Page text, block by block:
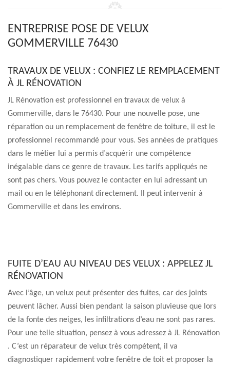
ENTREPRISE POSE DE VELUX
GOMMERVILLE 76430
TRAVAUX DE VELUX : CONFIEZ LE REMPLACEMENT
À JL RÉNOVATION
JL Rénovation est professionnel en travaux de velux à
Gommerville, dans le 76430. Pour une nouvelle pose, une
réparation ou un remplacement de fenêtre de toiture, il est le
professionnel recommandé pour vous. Ses années de pratiques
dans le métier lui a permis d’acquérir une compétence
inégalable dans ce genre de travaux. Les tarifs appliqués ne
sont pas chers. Vous pouvez le contacter en lui adressant un
mail ou en le téléphonant directement. Il peut intervenir à
Gommerville et dans les environs.
FUITE D’EAU AU NIVEAU DES VELUX : APPELEZ JL
RÉNOVATION
Avec l’âge, un velux peut présenter des fuites, car des joints
peuvent lâcher. Aussi bien pendant la saison pluvieuse que lors
de la fonte des neiges, les infiltrations d’eau ne sont pas rares.
Pour une telle situation, pensez à vous adressez à JL Rénovation
. C’est un réparateur de velux très compétent, il va
diagnostiquer rapidement votre fenêtre de toit et proposer la